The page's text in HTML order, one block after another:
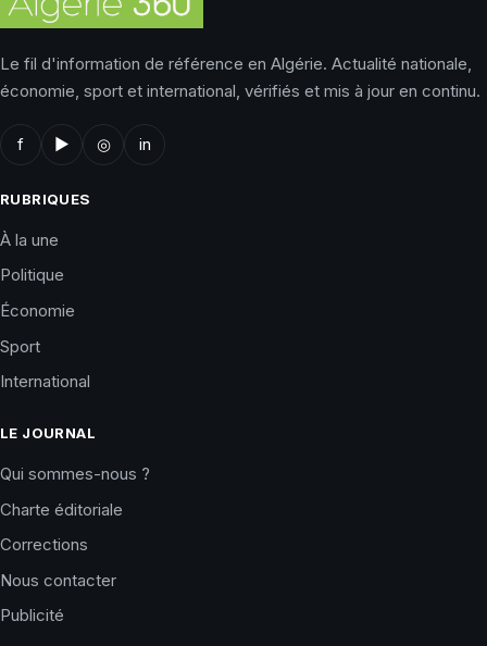
Le fil d'information de référence en Algérie. Actualité nationale,
économie, sport et international, vérifiés et mis à jour en continu.
f ▶ ◎ in
RUBRIQUES
À la une
Politique
Économie
Sport
International
LE JOURNAL
Qui sommes-nous ?
Charte éditoriale
Corrections
Nous contacter
Publicité